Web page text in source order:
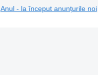
Anul - la început anunțurile noi